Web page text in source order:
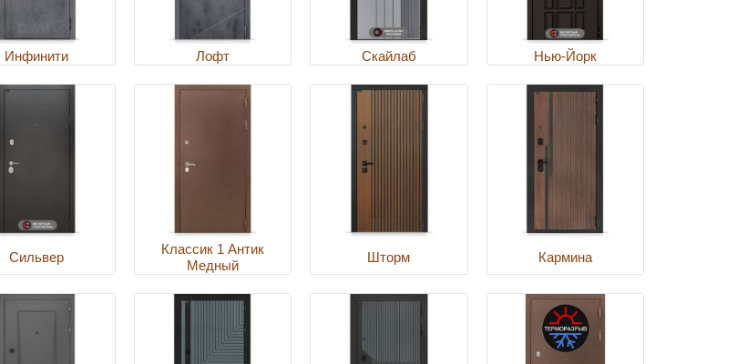
Инфинити Лофт Скайлаб Нью-Йорк
Сильвер
Классик 1 Антик
Медный
Шторм Кармина